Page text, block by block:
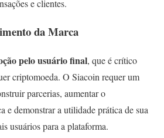
e clientes.
da Marca
pelo usuário final, que é crítico
criptomoeda. O Siacoin requer um
parcerias, aumentar o
e demonstrar a utilidade prática de sua
usuários para a plataforma.